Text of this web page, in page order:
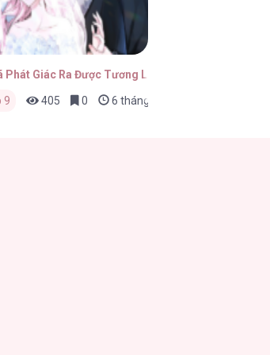
Phát Giác Ra Được Tương Lai Bi Thảm Của Chính
9 405 0 6 tháng trước